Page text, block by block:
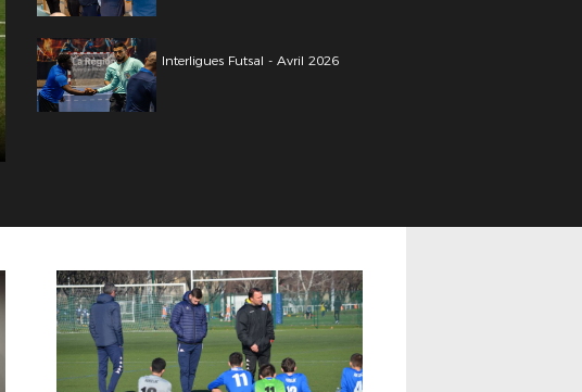
Interligues Futsal - Avril 2026